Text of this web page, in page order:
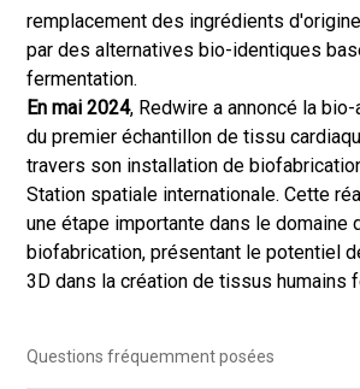
remplacement des ingrédients
par des alternatives bio-identiques
fermentation.
En mai 2024, Redwire a annoncé la
du premier échantillon de tissu
travers son installation de
Station spatiale internationale. Cette
une étape importante dans le domaine
biofabrication, présentant le potentiel
3D dans la création de tissus humains
Questions fréquemment posées